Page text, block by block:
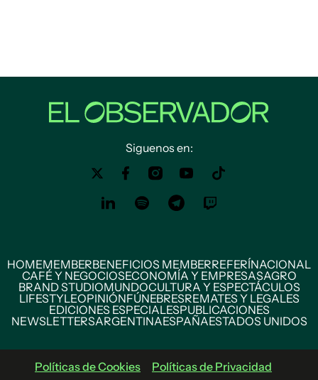
Siguenos en:
HOMEMEMBERBENEFICIOS MEMBERREFERÍNACIONAL
CAFÉ Y NEGOCIOSECONOMÍA Y EMPRESASAGRO
BRAND STUDIOMUNDOCULTURA Y ESPECTÁCULOS
LIFESTYLEOPINIÓNFÚNEBRESREMATES Y LEGALES
EDICIONES ESPECIALESPUBLICACIONES
NEWSLETTERSARGENTINAESPAÑAESTADOS UNIDOS
Políticas de Cookies Políticas de Privacidad